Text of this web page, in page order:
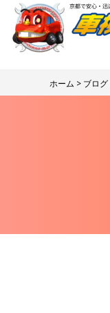
ホーム > ブログ